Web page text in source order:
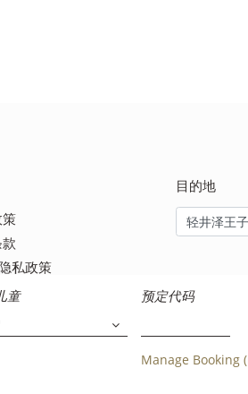
童 预定代码
Manage Booking
私政策
们
目的地